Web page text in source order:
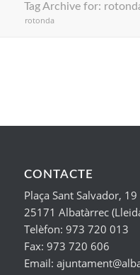
Tag Archive for:
rotonda
CONTACTE
Plaça Sant Salvador, 19
25171 Albatàrrec
Telèfon: 973 720 013
Fax: 973 720 606
Email: